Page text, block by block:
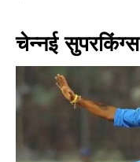
चेन्नई सुपरकिंग्स